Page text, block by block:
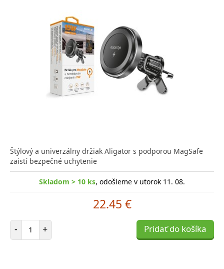
Štýlový a univerzálny držiak Aligator s podporou MagSafe
zaistí bezpečné uchytenie
Skladom > 10 ks, odošleme v utorok 11. 08.
22.45 €
- Počet položiek
+ Pridať do košíka